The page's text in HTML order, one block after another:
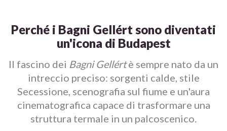
Perché i Bagni Gellért sono diventati
un'icona di Budapest
Il fascino dei Bagni Gellértè sempre nato da un
intreccio preciso: sorgenti calde, stile
Secessione, scenografia sul fiume e un'aura
cinematografica capace di trasformare una
struttura termale in un palcoscenico.